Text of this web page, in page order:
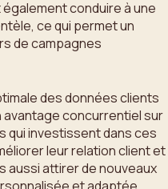
conduire à une
ce qui permet un
de campagnes
des données clients
concurrentiel sur
qui investissent dans ces
leur relation client et
aussi attirer de nouveaux
et adaptée.